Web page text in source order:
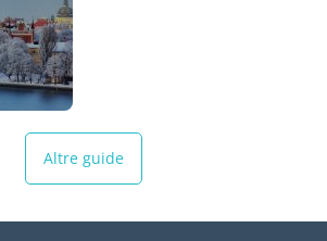
Altre guide